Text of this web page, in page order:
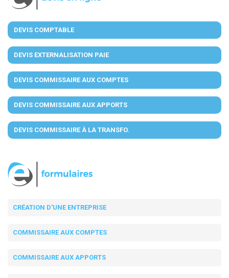
DEVIS COMPTABLE
DEVIS EXTERNALISATION PAIE
DEVIS COMMISSAIRE AUX COMPTES
DEVIS COMMISSAIRE AUX APPORTS
DEVIS COMMISSAIRE À LA TRANSFO.
CRÉATION D'UNE ENTREPRISE
COMMISSAIRE AUX COMPTES
COMMISSAIRE AUX APPORTS